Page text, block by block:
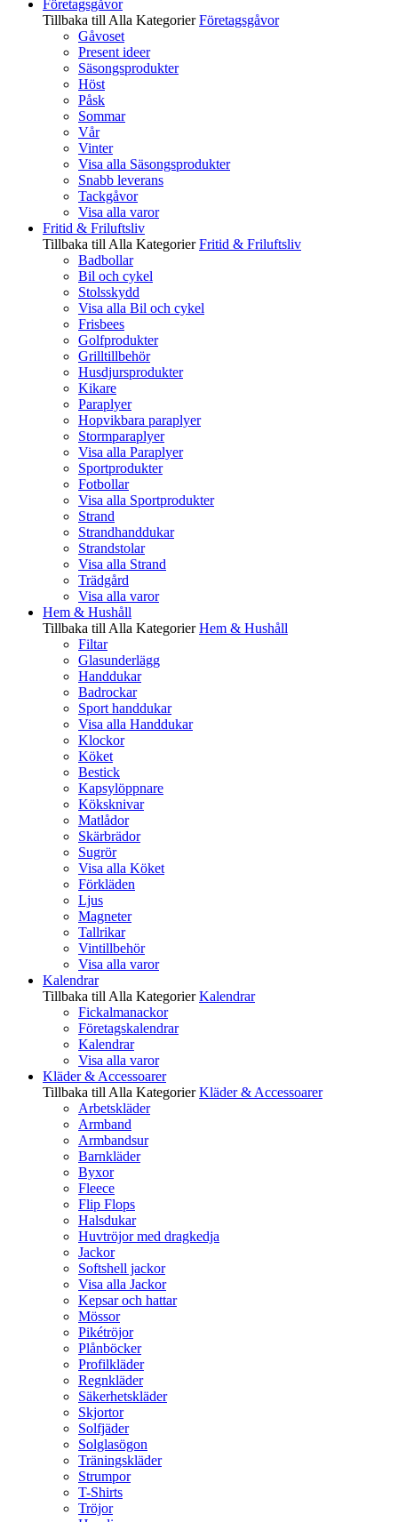
Företagsgåvor
Tillbaka till Alla Kategorier Företagsgåvor
Gåvoset
Present ideer
Säsongsprodukter
Höst
Påsk
Sommar
Vår
Vinter
Visa alla Säsongsprodukter
Snabb leverans
Tackgåvor
Visa alla varor
Fritid & Friluftsliv
Tillbaka till Alla Kategorier Fritid & Friluftsliv
Badbollar
Bil och cykel
Stolsskydd
Visa alla Bil och cykel
Frisbees
Golfprodukter
Grilltillbehör
Husdjursprodukter
Kikare
Paraplyer
Hopvikbara paraplyer
Stormparaplyer
Visa alla Paraplyer
Sportprodukter
Fotbollar
Visa alla Sportprodukter
Strand
Strandhanddukar
Strandstolar
Visa alla Strand
Trädgård
Visa alla varor
Hem & Hushåll
Tillbaka till Alla Kategorier Hem & Hushåll
Filtar
Glasunderlägg
Handdukar
Badrockar
Sport handdukar
Visa alla Handdukar
Klockor
Köket
Bestick
Kapsylöppnare
Köksknivar
Matlådor
Skärbrädor
Sugrör
Visa alla Köket
Förkläden
Ljus
Magneter
Tallrikar
Vintillbehör
Visa alla varor
Kalendrar
Tillbaka till Alla Kategorier Kalendrar
Fickalmanackor
Företagskalendrar
Kalendrar
Visa alla varor
Kläder & Accessoarer
Tillbaka till Alla Kategorier Kläder & Accessoarer
Arbetskläder
Armband
Armbandsur
Barnkläder
Byxor
Fleece
Flip Flops
Halsdukar
Huvtröjor med dragkedja
Jackor
Softshell jackor
Visa alla Jackor
Kepsar och hattar
Mössor
Pikétröjor
Plånböcker
Profilkläder
Regnkläder
Säkerhetskläder
Skjortor
Solfjäder
Solglasögon
Träningskläder
Strumpor
T-Shirts
Tröjor